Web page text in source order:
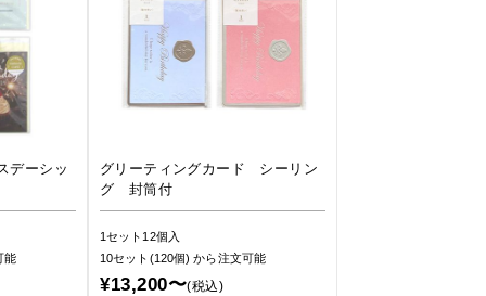
デーシッ
能
グリーティングカード シーリン
グ 封筒付
1セット12個入
10セット(120個)から注文可能
¥13,200〜(税込)